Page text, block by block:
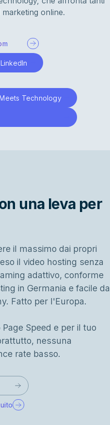
online.
Technology
una leva per
il massimo dai propri
il video hosting senza
adattivo, conforme
in Germania e facile da
Fatto per l'Europa.
Speed e per il tuo
nessuna
rate basso.